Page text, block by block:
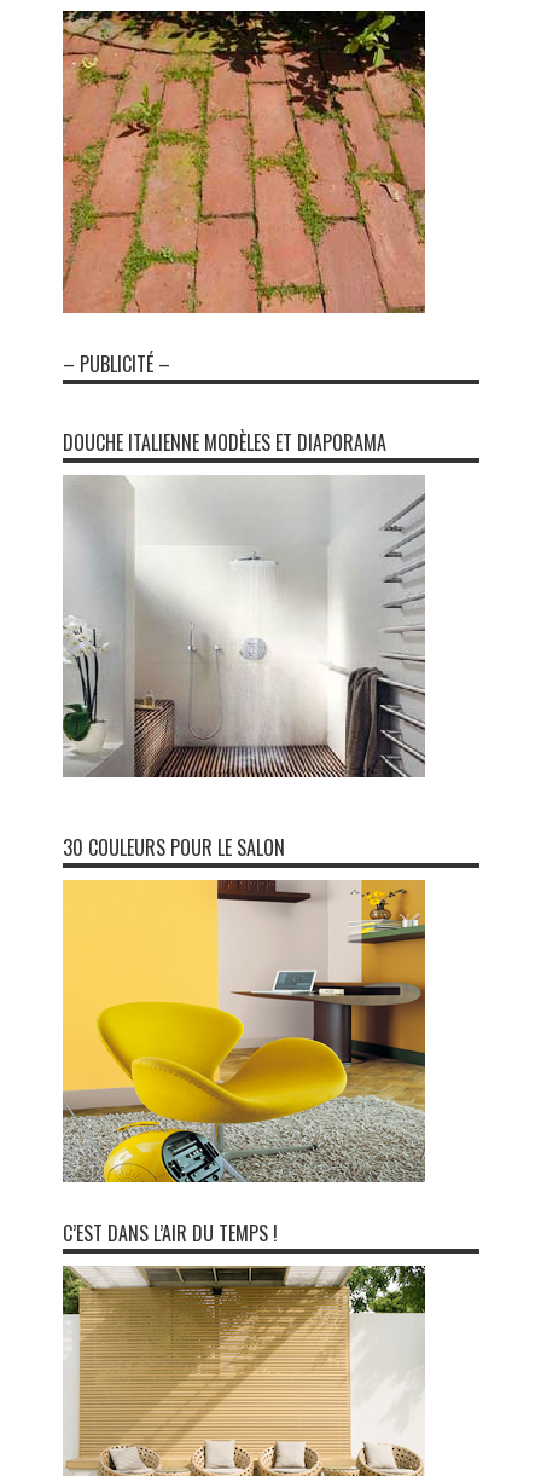
– PUBLICITÉ –
DOUCHE ITALIENNE MODÈLES ET DIAPORAMA
30 COULEURS POUR LE SALON
C’EST DANS L’AIR DU TEMPS !